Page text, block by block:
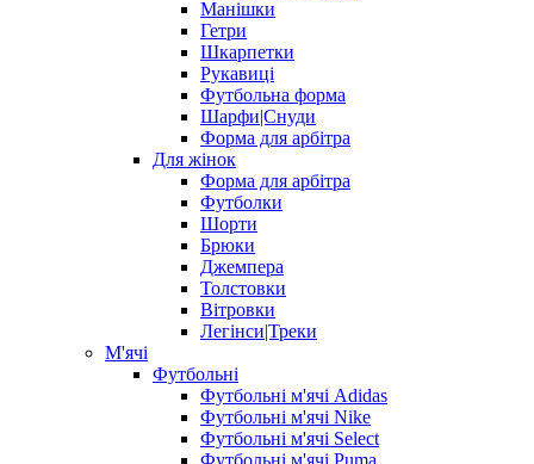
Манішки
Гетри
Шкарпетки
Рукавиці
Футбольна форма
Шарфи|Снуди
Форма для арбітра
Для жінок
Форма для арбітра
Футболки
Шорти
Брюки
Джемпера
Толстовки
Вітровки
Легінси|Треки
М'ячі
Футбольні
Футбольні м'ячі Adidas
Футбольні м'ячі Nike
Футбольні м'ячі Select
Футбольні м'ячі Puma